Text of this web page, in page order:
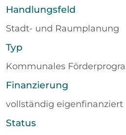
Handlungsfeld
Stadt- und Raumplanung
Typ
Kommunales
Finanzierung
vollständig eigenfinanziert
Status